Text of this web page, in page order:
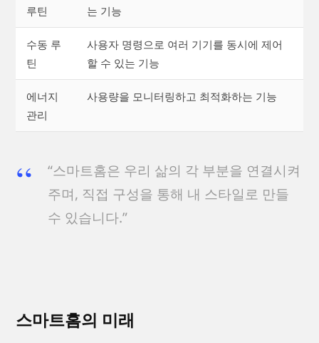
루틴
는 기능
수동 루
틴
사용자 명령으로 여러 기기를 동시에 제어
할 수 있는 기능
에너지
관리
사용량을 모니터링하고 최적화하는 기능
“스마트홈은 우리 삶의 각 부분을 연결시켜
주며, 직접 구성을 통해 내 스타일로 만들
수 있습니다.”
스마트홈의 미래